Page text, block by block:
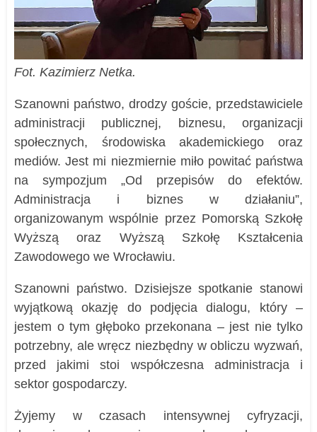
Fot. Kazimierz Netka.
Szanowni państwo, drodzy goście, przedstawiciele
administracji publicznej, biznesu, organizacji
społecznych, środowiska akademickiego oraz
mediów. Jest mi niezmiernie miło powitać państwa
na sympozjum „Od przepisów do efektów.
Administracja i biznes w działaniu”,
organizowanym wspólnie przez Pomorską Szkołę
Wyższą oraz Wyższą Szkołę Kształcenia
Zawodowego we Wrocławiu.
Szanowni państwo. Dzisiejsze spotkanie stanowi
wyjątkową okazję do podjęcia dialogu, który –
jestem o tym głęboko przekonana – jest nie tylko
potrzebny, ale wręcz niezbędny w obliczu wyzwań,
przed jakimi stoi współczesna administracja i
sektor gospodarczy.
Żyjemy w czasach intensywnej cyfryzacji,